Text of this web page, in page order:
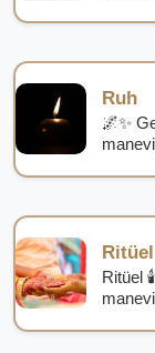
Ruh
🌌✨
Ritüel
Ritüel